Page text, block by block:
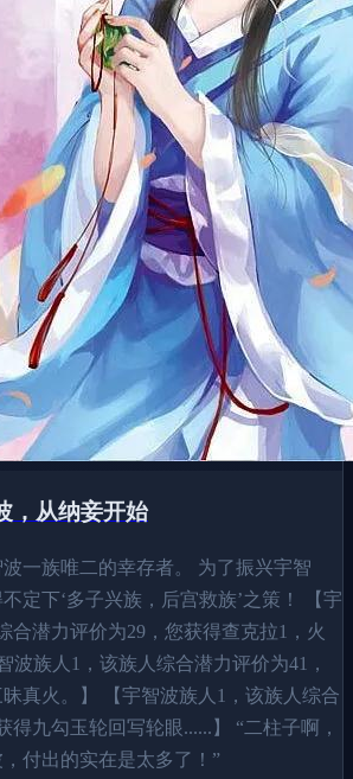
，从纳妾开始
一族唯二的幸存者。 为了振兴宇智
定下‘多子兴族，后宫救族’之策！ 【宇
合潜力评价为29，您获得查克拉1，火
波族人1，该族人综合潜力评价为41，
真火。】 【宇智波族人1，该族人综合
得九勾玉轮回写轮眼......】 “二柱子啊，
付出的实在是太多了！”